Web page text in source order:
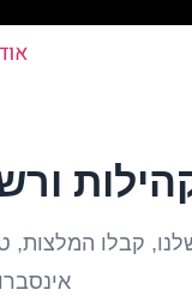
קבלו המלצות,